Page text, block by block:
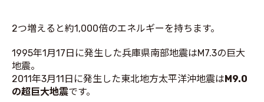
2つ増えると約1,000倍のエネルギーを持ちます。
1995年1月17日に発生した兵庫県南部地震はM7.3の巨大
地震。
2011年3月11日に発生した東北地方太平洋沖地震はM9.0
の超巨大地震です。